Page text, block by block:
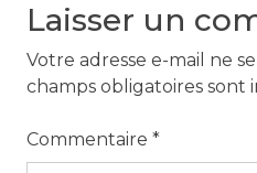
l’article
Laisser un
Votre adresse e-mail ne
champs obligatoires sont
Commentaire *